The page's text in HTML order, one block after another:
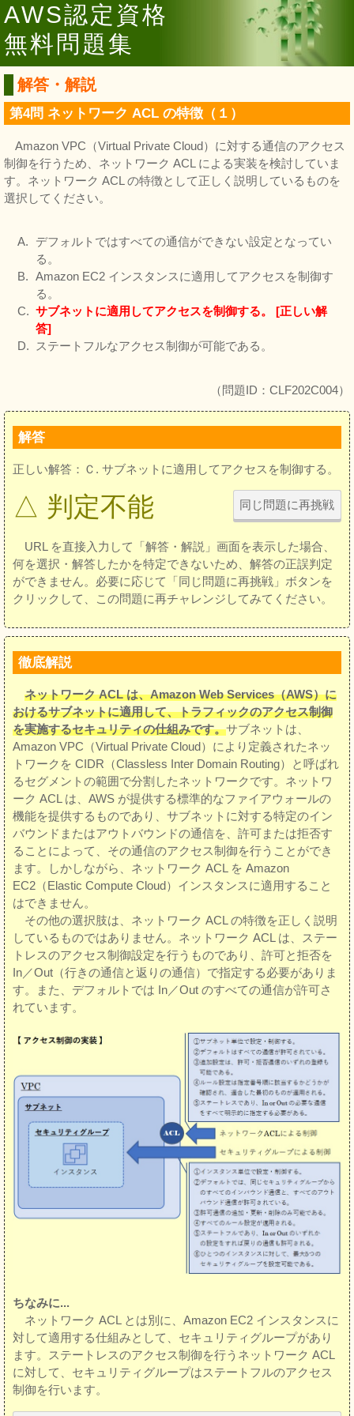
AWS認定資格
無料問題集
解答・解説
第4問 ネットワーク ACL の特徴（１）
Amazon VPC（Virtual Private Cloud）に対する通信のアクセス
制御を行うため、ネットワーク ACL による実装を検討していま
す。ネットワーク ACL の特徴として正しく説明しているものを
選択してください。
デフォルトではすべての通信ができない設定となってい
る。
Amazon EC2 インスタンスに適用してアクセスを制御す
る。
サブネットに適用してアクセスを制御する。 [正しい解
答]
ステートフルなアクセス制御が可能である。
（問題ID：CLF202C004）
解答
正しい解答：Ｃ. サブネットに適用してアクセスを制御する。
△ 判定不能 同じ問題に再挑戦
URL を直接入力して「解答・解説」画面を表示した場合、
何を選択・解答したかを特定できないため、解答の正誤判定
ができません。必要に応じて「同じ問題に再挑戦」ボタンを
クリックして、この問題に再チャレンジしてみてください。
徹底解説
ネットワーク ACL は、Amazon Web Services（AWS）に
おけるサブネットに適用して、トラフィックのアクセス制御
を実施するセキュリティの仕組みです。サブネットは、
Amazon VPC（Virtual Private Cloud）により定義されたネッ
トワークを CIDR（Classless Inter Domain Routing）と呼ばれ
るセグメントの範囲で分割したネットワークです。ネットワ
ーク ACL は、AWS が提供する標準的なファイアウォールの
機能を提供するものであり、サブネットに対する特定のイン
バウンドまたはアウトバウンドの通信を、許可または拒否す
ることによって、その通信のアクセス制御を行うことができ
ます。しかしながら、ネットワーク ACL を Amazon
EC2（Elastic Compute Cloud）インスタンスに適用すること
はできません。
その他の選択肢は、ネットワーク ACL の特徴を正しく説明
しているものではありません。ネットワーク ACL は、ステー
トレスのアクセス制御設定を行うものであり、許可と拒否を
In／Out（行きの通信と返りの通信）で指定する必要がありま
す。また、デフォルトでは In／Out のすべての通信が許可さ
れています。
ちなみに...
ネットワーク ACL とは別に、Amazon EC2 インスタンスに
対して適用する仕組みとして、セキュリティグループがあり
ます。ステートレスのアクセス制御を行うネットワーク ACL
に対して、セキュリティグループはステートフルのアクセス
制御を行います。